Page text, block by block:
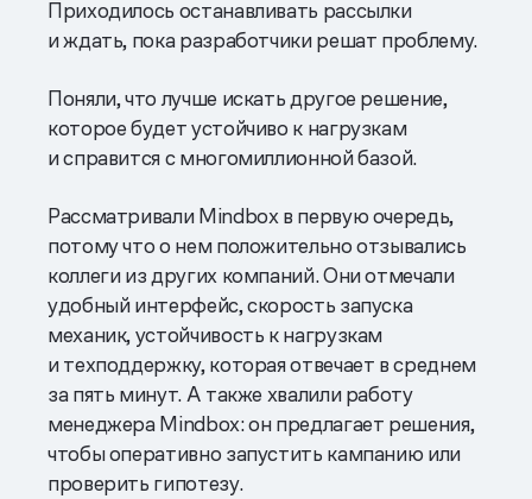
Приходилось останавливать рассылки
и ждать, пока разработчики решат проблему.
Поняли, что лучше искать другое решение,
которое будет устойчиво к нагрузкам
и справится с многомиллионной базой.
Рассматривали Mindbox в первую очередь,
потому что о нем положительно отзывались
коллеги из других компаний. Они отмечали
удобный интерфейс, скорость запуска
механик, устойчивость к нагрузкам
и техподдержку, которая отвечает в среднем
за пять минут. А также хвалили работу
менеджера Mindbox: он предлагает решения,
чтобы оперативно запустить кампанию или
проверить гипотезу.